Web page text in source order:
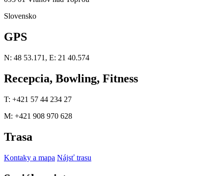
Slovensko
GPS
N: 48 53.171, E: 21 40.574
Recepcia, Bowling, Fitness
T: +421 57 44 234 27
M: +421 908 970 628
Trasa
Kontaky a mapa Nájsť trasu